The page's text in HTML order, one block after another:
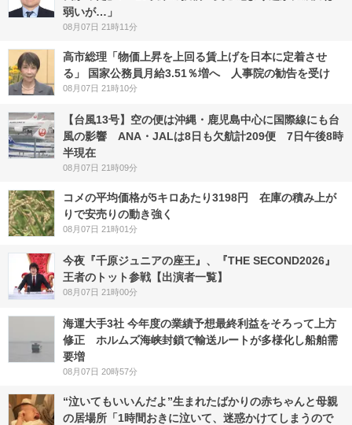
弱いが…」
08月07日 21時11分
高市総理「物価上昇を上回る賃上げを日本に定着させ
る」 国家公務員月給3.51％増へ 人事院の勧告を受け
08月07日 21時10分
【台風13号】空の便は沖縄・鹿児島中心に国際線にも台
風の影響 ANA・JALは8日も欠航計209便 7日午後8時
半現在
08月07日 21時09分
コメの平均価格が5キロあたり3198円 在庫の積み上が
りで安売りの動き強く
08月07日 21時01分
今夜『千原ジュニアの座王』、『THE SECOND2026』
王者のトット参戦【出演者一覧】
08月07日 21時00分
海運大手3社 今年度の業績予想最終利益をそろって上方
修正 ホルムズ海峡封鎖で輸送ルートが多様化し船舶需
要増
08月07日 20時57分
“泣いてもいいんだよ”生まれたばかりの赤ちゃんと母親
の居場所「1時間おきに泣いて、迷惑かけてしまうので